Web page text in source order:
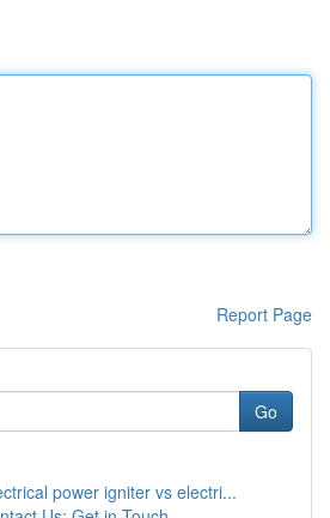
Report Page
Go
power igniter vs electri...